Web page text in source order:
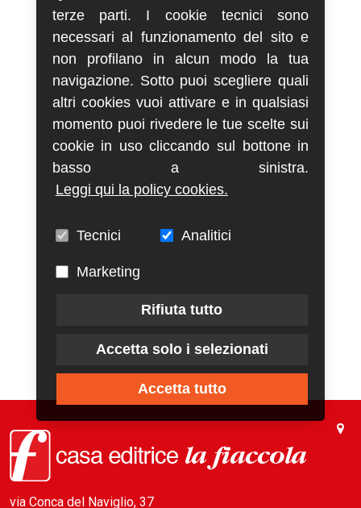
via Conca del Naviglio, 37
terze parti. I cookie tecnici sono
necessari al funzionamento del sito e
non profilano in alcun modo la tua
navigazione. Sotto puoi scegliere quali
altri cookies vuoi attivare e in qualsiasi
momento puoi rivedere le tue scelte sui
cookie in uso cliccando sul bottone in
basso a sinistra.
Leggi qui la policy cookies.
Tecnici Analitici
Marketing
Rifiuta tutto
Accetta solo i selezionati
Accetta tutto